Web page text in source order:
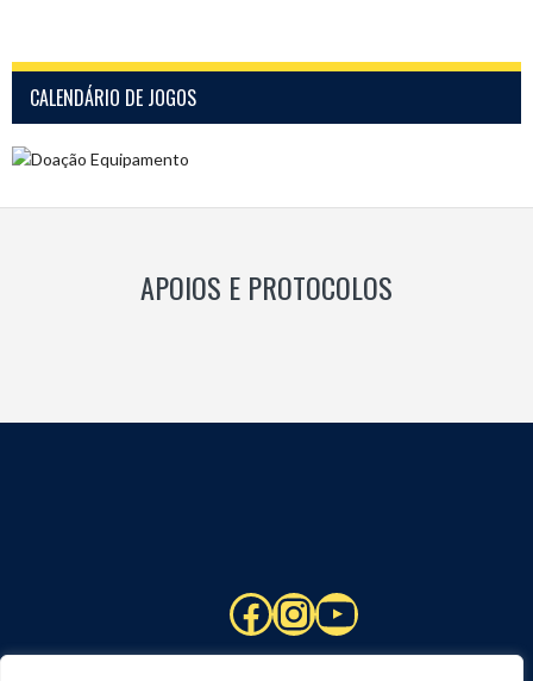
CALENDÁRIO DE JOGOS
APOIOS E PROTOCOLOS
Facebook
Instagram
YouTube